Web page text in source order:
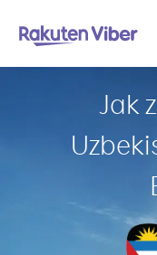
Jak